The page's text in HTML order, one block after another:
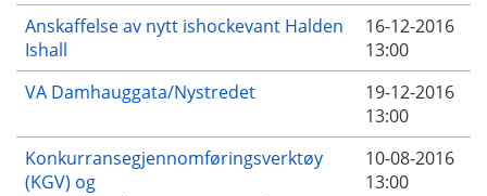
Anskaffelse av nytt ishockevant Halden
Ishall
16-12-2016
13:00
VA Damhauggata/Nystredet
19-12-2016
13:00
Konkurransegjennomføringsverktøy
(KGV) og
10-08-2016
13:00